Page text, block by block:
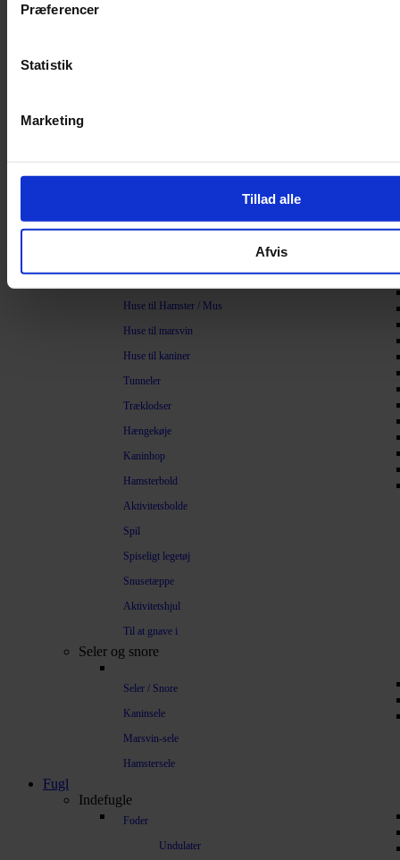
Præferencer
Statistik
Marketing
Tillad alle
Afvis
Træpiller
Sand
Huse til Hamster / Mus
Huse til marsvin
Huse til kaniner
Tunneler
Træklodser
Hængekøje
Kaninhop
Hamsterbold
Aktivitetsbolde
Spil
Spiseligt legetøj
Snusetæppe
Aktivitetshjul
Til at gnave i
Seler og snore
Seler / Snore
Kaninsele
Marsvin-sele
Hamstersele
Fugl
Indefugle
Foder
Undulater